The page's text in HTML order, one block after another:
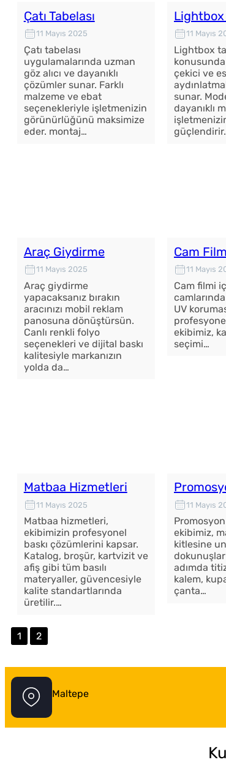
Çatı Tabelası
11 Mayıs 2025
Çatı tabelası
uygulamalarında uzman
göz alıcı ve dayanıklı
çözümler sunar. Farklı
malzeme ve ebat
seçenekleriyle işletmenizin
görünürlüğünü maksimize
eder. montaj…
Lightbox
11 Mayıs
Lightbox
çekici ve
sunar.
dayanıklı
Araç Giydirme
11 Mayıs 2025
Araç giydirme
yapacaksanız bırakın
aracınızı mobil reklam
panosuna dönüştürsün.
Canlı renkli folyo
seçenekleri ve dijital baskı
kalitesiyle markanızın
yolda da…
Cam
11 Mayıs
Cam filmi
camlarında
UV
ekibimiz,
seçimi…
Matbaa Hizmetleri
11 Mayıs 2025
Matbaa hizmetleri,
ekibimizin profesyonel
baskı çözümlerini kapsar.
Katalog, broşür, kartvizit ve
afiş gibi tüm basılı
materyaller, güvencesiyle
kalite standartlarında
üretilir.…
11 Mayıs
ekibimiz,
kitlesine
adımda
kalem,
çanta…
1 2
Maltepe